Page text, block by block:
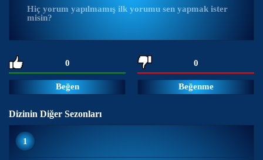
Hiç yorum yapılmamış ilk yorumu sen yapmak ister
misin?
0
Beğen
0
Beğenme
Dizinin Diğer Sezonları
1